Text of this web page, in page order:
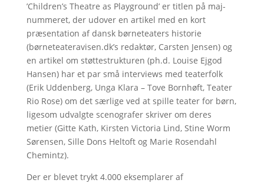
’Children’s Theatre as Playground’ er titlen på maj-
nummeret, der udover en artikel med en kort
præsentation af dansk børneteaters historie
(børneteateravisen.dk’s redaktør, Carsten Jensen) og
en artikel om støttestrukturen (ph.d. Louise Ejgod
Hansen) har et par små interviews med teaterfolk
(Erik Uddenberg, Unga Klara – Tove Bornhøft, Teater
Rio Rose) om det særlige ved at spille teater for børn,
ligesom udvalgte scenografer skriver om deres
metier (Gitte Kath, Kirsten Victoria Lind, Stine Worm
Sørensen, Sille Dons Heltoft og Marie Rosendahl
Chemintz).
Der er blevet trykt 4.000 eksemplarer af